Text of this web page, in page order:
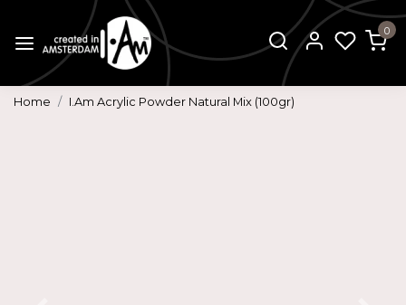
0
Home I.Am Acrylic Powder Natural Mix (100gr)